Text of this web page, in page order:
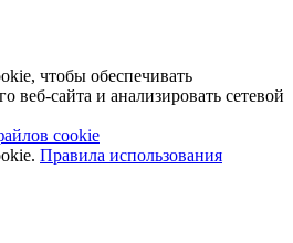
чтобы обеспечивать
веб-сайта и анализировать сетевой
cookie
Правила использования